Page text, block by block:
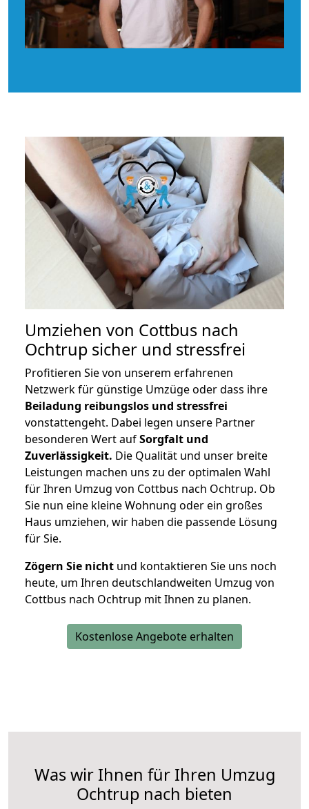
Umziehen von Cottbus nach
Ochtrup sicher und stressfrei
Profitieren Sie von unserem erfahrenen
Netzwerk für günstige Umzüge oder dass ihre
Beiladung reibungslos und stressfrei
vonstattengeht. Dabei legen unsere Partner
besonderen Wert aufSorgfalt und
Zuverlässigkeit. Die Qualität und unser breite
Leistungen machen uns zu der optimalen Wahl
für Ihren Umzug von Cottbus nach Ochtrup. Ob
Sie nun eine kleine Wohnung oder ein großes
Haus umziehen, wir haben die passende Lösung
für Sie.
Zögern Sie nicht und kontaktieren Sie uns noch
heute, um Ihren deutschlandweiten Umzug von
Cottbus nach Ochtrup mit Ihnen zu planen.
Kostenlose Angebote erhalten
Was wir Ihnen für Ihren Umzug
Ochtrup nach bieten